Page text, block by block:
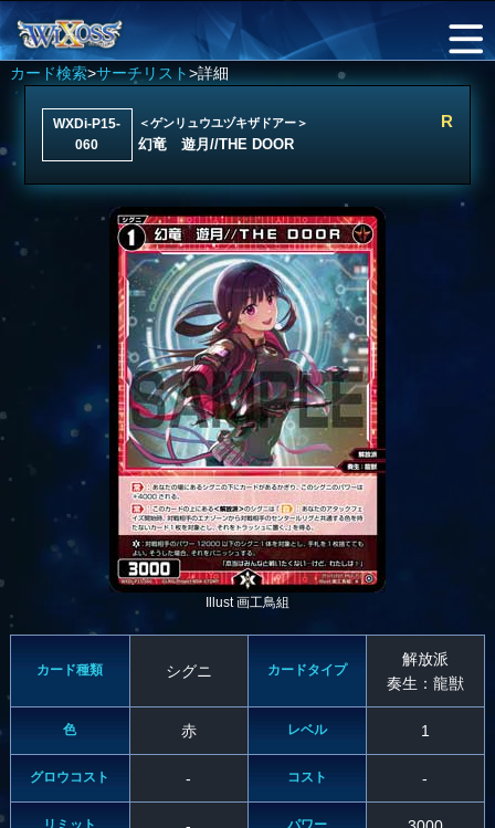
カード検索>サーチリスト>詳細
WXDi-P15-
060
＜ゲンリュウユヅキザドアー＞
幻竜 遊月//THE DOOR
R
Illust 画工鳥組
カード種類 シグニ カードタイプ
解放派
奏生：龍獣
色 赤 レベル 1
グロウコスト - コスト -
リミット パワー